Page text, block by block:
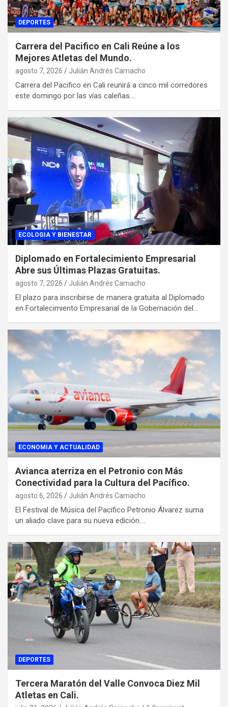
DEPORTES
Carrera del Pacifico en Cali Reúne a los
Mejores Atletas del Mundo.
agosto 7, 2026 Julián Andrés Camacho
Carrera del Pacifico en Cali reunirá a cinco mil corredores
este domingo por las vías caleñas.…
ECOLOGIA Y BIENESTAR
Diplomado en Fortalecimiento Empresarial
Abre sus Últimas Plazas Gratuitas.
agosto 7, 2026 Julián Andrés Camacho
El plazo para inscribirse de manera gratuita al Diplomado
en Fortalecimiento Empresarial de la Gobernación del…
ECONOMIA Y ACTUALIDAD
Avianca aterriza en el Petronio con Más
Conectividad para la Cultura del Pacífico.
agosto 6, 2026 Julián Andrés Camacho
El Festival de Música del Pacífico Petronio Álvarez suma
un aliado clave para su nueva edición.…
DEPORTES
Tercera Maratón del Valle Convoca Diez Mil
Atletas en Cali.